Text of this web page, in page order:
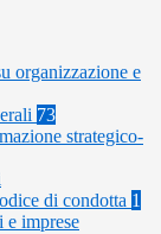
organizzazione e
73
strategico-
di condotta 1
imprese